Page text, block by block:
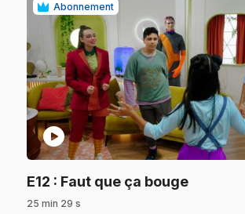
Abonnement
play_circle
E12 : Faut que ça bouge.
25 min 29 s